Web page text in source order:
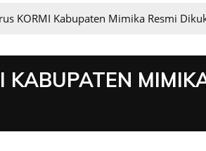
KORMI Kabupaten Mimika Resmi
KABUPATEN